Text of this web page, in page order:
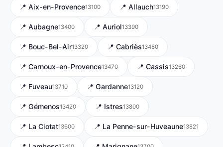
📍 Aix-en-Provence13100 📍 Allauch13190
📍 Aubagne13400 📍 Auriol13390
📍 Bouc-Bel-Air13320 📍 Cabriès13480
📍 Carnoux-en-Provence13470 📍 Cassis13260
📍 Fuveau13710 📍 Gardanne13120
📍 Gémenos13420 📍 Istres13800
📍 La Ciotat13600 📍 La Penne-sur-Huveaune13821